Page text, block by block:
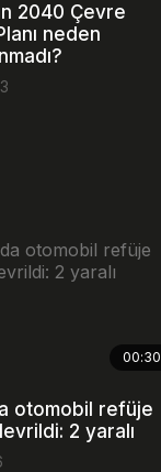
2040 Çevre
neden
00:30
otomobil refüje
2 yaralı